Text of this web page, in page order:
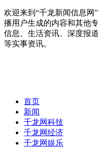
欢迎来到“千龙新闻信息
播用户生成的内容和其他
信息、生活资讯、深度报
等实事资讯。
首页
新闻
千龙网科技
千龙网经济
千龙网娱乐